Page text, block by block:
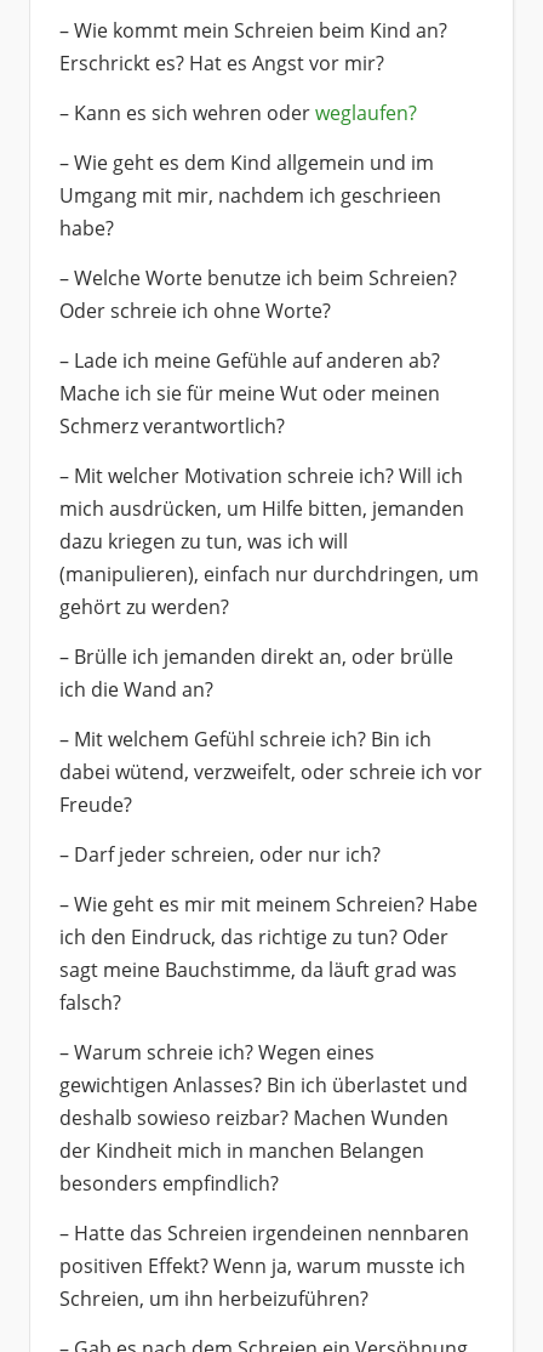
– Wie kommt mein Schreien beim Kind an?
Erschrickt es? Hat es Angst vor mir?
– Kann es sich wehren oderweglaufen?
– Wie geht es dem Kind allgemein und im
Umgang mit mir, nachdem ich geschrieen
habe?
– Welche Worte benutze ich beim Schreien?
Oder schreie ich ohne Worte?
– Lade ich meine Gefühle auf anderen ab?
Mache ich sie für meine Wut oder meinen
Schmerz verantwortlich?
– Mit welcher Motivation schreie ich? Will ich
mich ausdrücken, um Hilfe bitten, jemanden
dazu kriegen zu tun, was ich will
(manipulieren), einfach nur durchdringen, um
gehört zu werden?
– Brülle ich jemanden direkt an, oder brülle
ich die Wand an?
– Mit welchem Gefühl schreie ich? Bin ich
dabei wütend, verzweifelt, oder schreie ich vor
Freude?
– Darf jeder schreien, oder nur ich?
– Wie geht es mir mit meinem Schreien? Habe
ich den Eindruck, das richtige zu tun? Oder
sagt meine Bauchstimme, da läuft grad was
falsch?
– Warum schreie ich? Wegen eines
gewichtigen Anlasses? Bin ich überlastet und
deshalb sowieso reizbar? Machen Wunden
der Kindheit mich in manchen Belangen
besonders empfindlich?
– Hatte das Schreien irgendeinen nennbaren
positiven Effekt? Wenn ja, warum musste ich
Schreien, um ihn herbeizuführen?